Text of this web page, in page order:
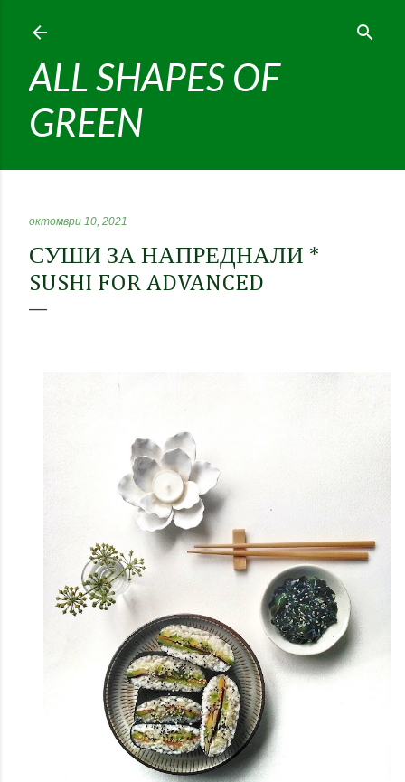
Пропускане към основното съдържание
ALL SHAPES OF
GREEN
октомври 10, 2021
СУШИ ЗА НАПРЕДНАЛИ *
SUSHI FOR ADVANCED